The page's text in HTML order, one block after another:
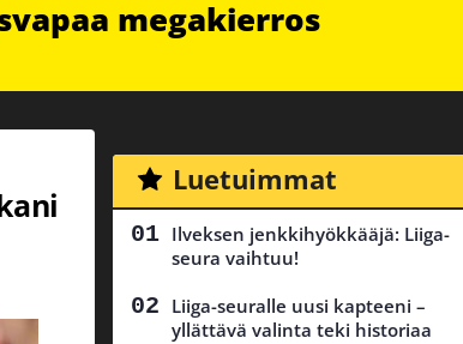
megakierros
Luetuimmat
Ilveksen jenkkihyökkääjä: Liiga-
seura vaihtuu!
Liiga-seuralle uusi kapteeni –
yllättävä valinta teki historiaa